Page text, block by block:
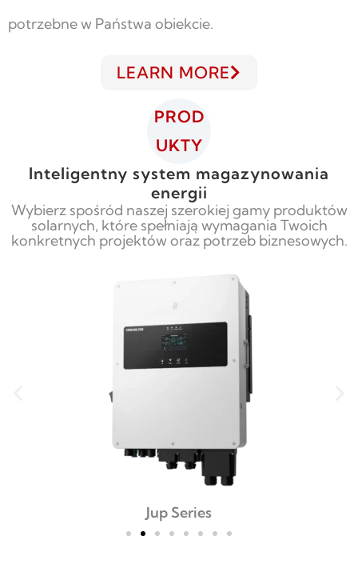
potrzebne w Państwa obiekcie.
LEARN MORE
PROD
UKTY
Inteligentny system magazynowania
energii
Wybierz spośród naszej szerokiej gamy produktów
solarnych, które spełniają wymagania Twoich
konkretnych projektów oraz potrzeb biznesowych.
Jup Series